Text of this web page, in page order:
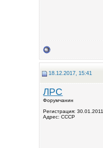
18.12.2017, 15:41
ЛРС
Форумчанин
Регистрация: 30.01.2011
Адрес: СССР